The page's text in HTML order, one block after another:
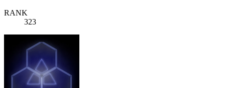
RANK
323